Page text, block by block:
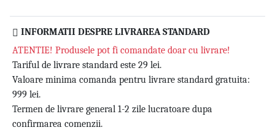
INFORMATII DESPRE LIVRAREA STANDARD
ATENTIE! Produsele pot fi comandate doar cu livrare!
Tariful de livrare standard este 29 lei.
Valoare minima comanda pentru livrare standard gratuita:
999 lei.
Termen de livrare general 1-2 zile lucratoare dupa
confirmarea comenzii.